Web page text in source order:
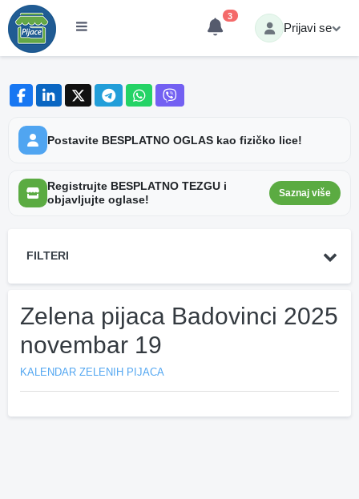
3
Prijavi se
Postavite BESPLATNO OGLAS kao fizičko lice!
Registrujte BESPLATNO TEZGU i
objavljujte oglase!
Saznaj više
FILTERI
Zelena pijaca Badovinci 2025
novembar 19
KALENDAR ZELENIH PIJACA